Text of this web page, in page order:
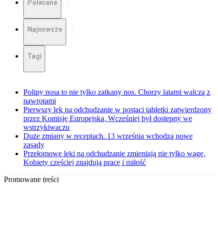
Polecane
Najnowsze
Tagi
Polipy nosa to nie tylko zatkany nos. Chorzy latami walczą z
nawrotami
Pierwszy lek na odchudzanie w postaci tabletki zatwierdzony
przez Komisję Europejską. Wcześniej był dostępny we
wstrzykiwaczu
Duże zmiany w receptach. 13 września wchodzą nowe
zasady
Przełomowe leki na odchudzanie zmieniają nie tylko wagę.
Kobiety częściej znajdują pracę i miłość
Promowane treści